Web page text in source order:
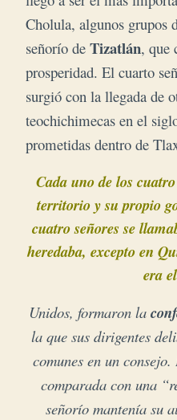
Cholula, algunos grupos
señorío de Tizatlán, que
prosperidad. El cuarto
surgió con la llegada de
teochichimecas en el
prometidas dentro de
Cada uno de los
territorio y su propio
cuatro señores se
heredaba, excepto en
era
Unidos, formaron la
la que sus dirigentes
comunes en un
comparada con una
señorío mantenía su